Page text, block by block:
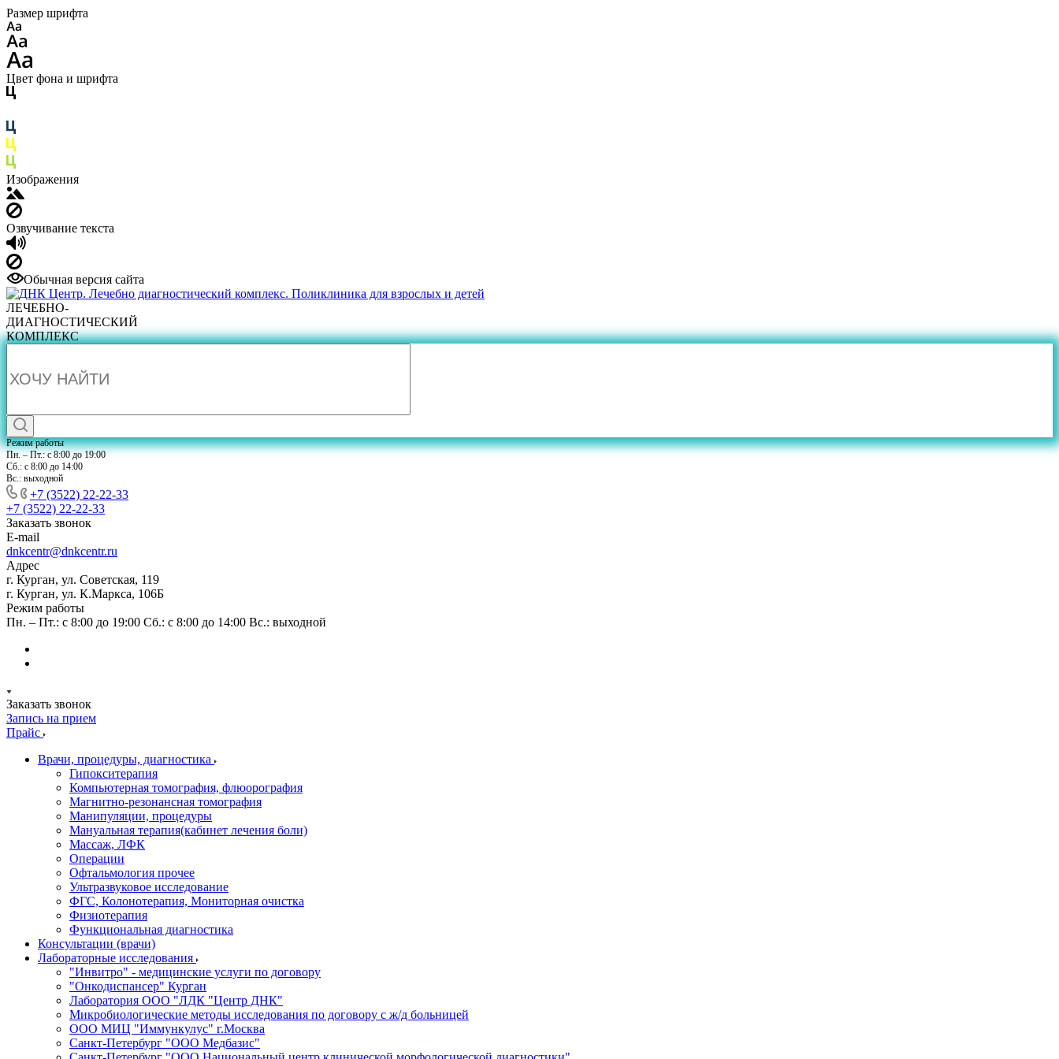
Размер шрифта
Цвет фона и шрифта
Изображения
Озвучивание текста
Обычная версия сайта
ЛЕЧЕБНО-
ДИАГНОСТИЧЕСКИЙ
КОМПЛЕКС
Режим работы
Пн. – Пт.: с 8:00 до 19:00
Сб.: с 8:00 до 14:00
Вс.: выходной
+7 (3522) 22-22-33
+7 (3522) 22-22-33
Заказать звонок
E-mail
dnkcentr@dnkcentr.ru
Адрес
г. Курган, ул. Советская, 119
г. Курган, ул. К.Маркса, 106Б
Режим работы
Пн. – Пт.: с 8:00 до 19:00 Сб.: с 8:00 до 14:00 Вс.: выходной
Заказать звонок
Запись на прием
Прайс
Врачи, процедуры, диагностика
Гипокситерапия
Компьютерная томография, флюорография
Магнитно-резонансная томография
Манипуляции, процедуры
Мануальная терапия(кабинет лечения боли)
Массаж, ЛФК
Операции
Офтальмология прочее
Ультразвуковое исследование
ФГС, Колонотерапия, Мониторная очистка
Физиотерапия
Функциональная диагностика
Консультации (врачи)
Лабораторные исследования
"Инвитро" - медицинские услуги по договору
"Онкодиспансер" Курган
Лаборатория ООО "ЛДК "Центр ДНК"
Микробиологические методы исследования по договору с ж/д больницей
ООО МИЦ "Иммункулус" г.Москва
Санкт-Петербург "ООО Медбазис"